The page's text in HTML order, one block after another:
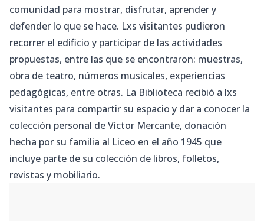
comunidad para mostrar, disfrutar, aprender y
defender lo que se hace. Lxs visitantes pudieron
recorrer el edificio y participar de las actividades
propuestas, entre las que se encontraron: muestras,
obra de teatro, números musicales, experiencias
pedagógicas, entre otras. La Biblioteca recibió a lxs
visitantes para compartir su espacio y dar a conocer la
colección personal de Víctor Mercante, donación
hecha por su familia al Liceo en el año 1945 que
incluye parte de su colección de libros, folletos,
revistas y mobiliario.